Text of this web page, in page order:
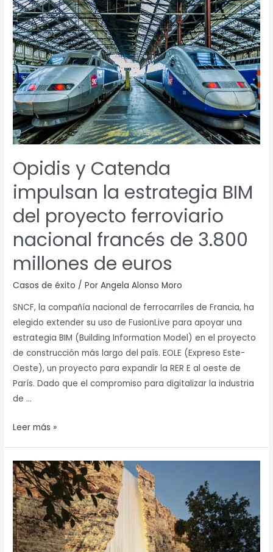
Opidis y Catenda
impulsan la estrategia BIM
del proyecto ferroviario
nacional francés de 3.800
millones de euros
Casos de éxito / PorAngela Alonso Moro
SNCF, la compañía nacional de ferrocarriles de Francia, ha
elegido extender su uso de FusionLive para apoyar una
estrategia BIM (Building Information Model) en el proyecto
de construcción más largo del país. EOLE (Expreso Este-
Oeste), un proyecto para expandir la RER E al oeste de
París. Dado que el compromiso para digitalizar la industria
de …
y
Catenda
impulsan
la
estrategia
BIM
del
proyecto
ferroviario
francés
de
3.800
millones
euros
Leer más »
iGlobaLogik
–
La
democratización
del
BIM